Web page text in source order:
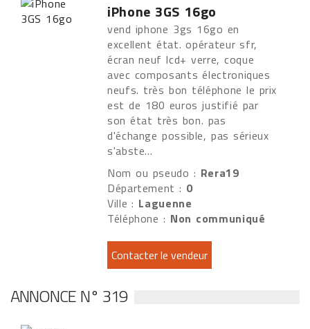
iPhone 3GS 16go
vend iphone 3gs 16go en
excellent état. opérateur sfr,
écran neuf lcd+ verre, coque
avec composants électroniques
neufs. très bon téléphone le prix
est de 180 euros justifié par
son état très bon. pas
d'échange possible, pas sérieux
s'abste...
Nom ou pseudo : Rera19
Département : 0
Ville : Laguenne
Téléphone : Non communiqué
ANNONCE N° 319